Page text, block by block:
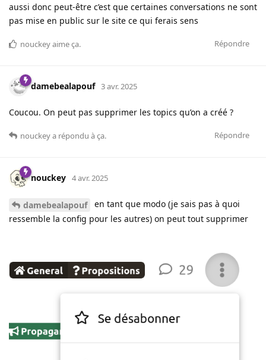
aussi donc peut-être c’est que certaines conversations ne sont
pas mise en public sur le site ce qui ferais sens
Répondre
nouckeyaime ça.
damebealapouf 3 avr. 2025
Coucou. On peut pas supprimer les topics qu’on a créé ?
Répondre
nouckeya répondu à ça.
nouckey 4 avr. 2025
damebealapouf
en tant que modo (je sais pas à quoi
ressemble la config pour les autres) on peut tout supprimer